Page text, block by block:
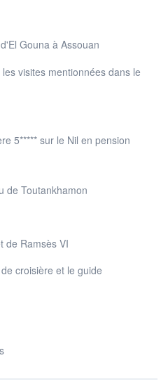
Gouna à Assouan
visites mentionnées dans le
5***** sur le Nil en pension
de Toutankhamon
de Ramsès VI
croisière et le guide